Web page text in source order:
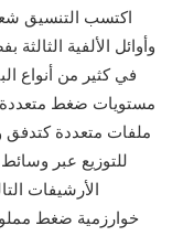
وأوائل الألفية
ملفات متعددة كتدفق
للتوزيع عبر
الأرشيفات
خوارزمية ضغط